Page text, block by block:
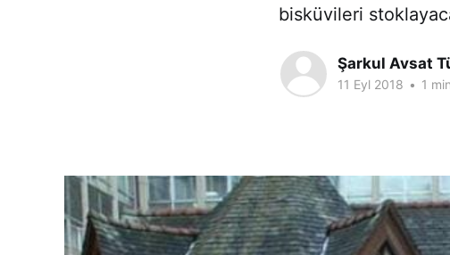
bisküvileri
Şarkul Avsat
11 Eyl 2018 • 1